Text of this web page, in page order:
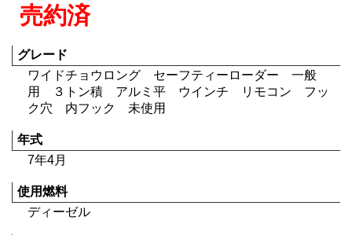
売約済
グレード
ワイドチョウロング セーフティーローダー 一般
用 ３トン積 アルミ平 ウインチ リモコン フッ
ク穴 内フック 未使用
年式
7年4月
使用燃料
ディーゼル